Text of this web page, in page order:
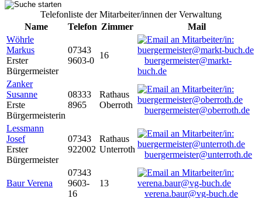
Telefonliste der Mitarbeiter/innen der Verwaltung
Name
Telefon Zimmer
Mail
Wöhrle
Markus
Erster
Bürgermeister
07343
9603-0
16
buergermeister@markt-
buch.de
Zanker
Susanne
Erste
Bürgermeisterin
08333
8965
Rathaus
Oberroth
buergermeister@oberroth.de
Lessmann
Josef
Erster
Bürgermeister
07343
922002
Rathaus
Unterroth
buergermeister@unterroth.de
Baur Verena
07343
9603-
16
13
verena.baur@vg-buch.de